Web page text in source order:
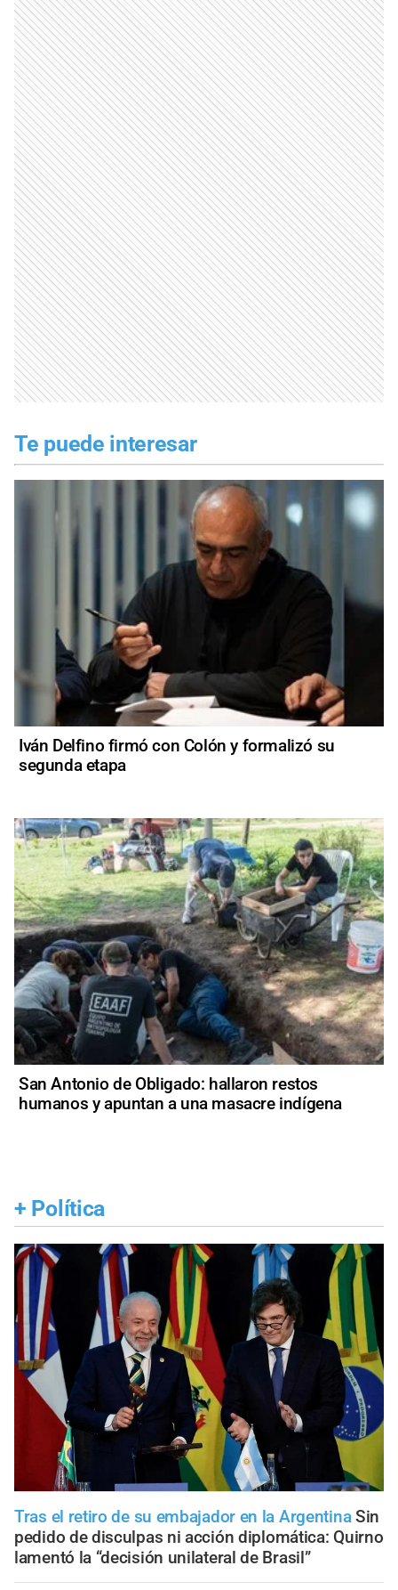
Te puede interesar
Iván Delfino firmó con Colón y formalizó su
segunda etapa
San Antonio de Obligado: hallaron restos
humanos y apuntan a una masacre indígena
+ Política
Tras el retiro de su embajador en la Argentina Sin
pedido de disculpas ni acción diplomática: Quirno
lamentó la “decisión unilateral de Brasil”